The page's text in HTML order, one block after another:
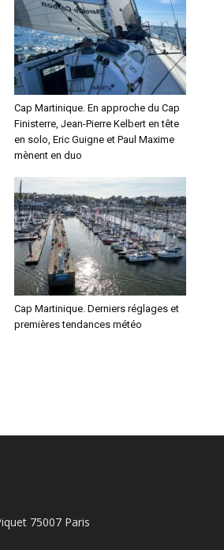
Cap Martinique. En approche du Cap
Finisterre, Jean-Pierre Kelbert en tête
en solo, Eric Guigne et Paul Maxime
mènent en duo
Cap Martinique. Derniers réglages et
premières tendances météo
75007 Paris